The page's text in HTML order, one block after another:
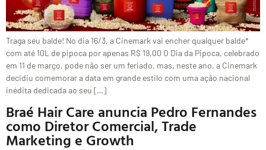
Traga seu balde! No dia 16/3, a Cinemark vai encher qualquer balde*
com até 10L de pipoca por apenas R$ 19,00 O Dia da Pipoca, celebrado
em 11 de março, pode não ser um feriado, mas, neste ano, a Cinemark
decidiu comemorar a data em grande estilo com uma ação nacional
inédita dedicada ao seu […]
Braé Hair Care anuncia Pedro Fernandes
como Diretor Comercial, Trade
Marketing e Growth